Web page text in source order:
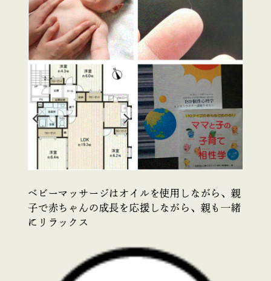
ベビーマッサージはオイルを使用しながら、親
子で赤ちゃんの成長を応援しながら、親も一緒
にリラックス